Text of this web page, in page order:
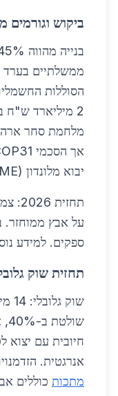
ביקוש וגורמים
ממשלתיים בערד
יבוא מלונדון (LME) מהווה 60% מהספקה.
ספקים. למידע
תחזית שוק
חיובית עם יצוא
אנרגטית.
מתכות כוללים אבץ